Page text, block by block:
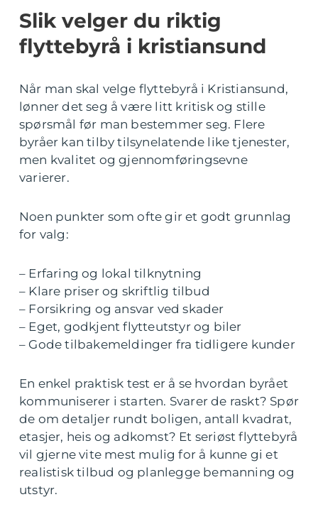
Slik velger du riktig
flyttebyrå i kristiansund
Når man skal velge flyttebyrå i Kristiansund,
lønner det seg å være litt kritisk og stille
spørsmål før man bestemmer seg. Flere
byråer kan tilby tilsynelatende like tjenester,
men kvalitet og gjennomføringsevne
varierer.
Noen punkter som ofte gir et godt grunnlag
for valg:
– Erfaring og lokal tilknytning
– Klare priser og skriftlig tilbud
– Forsikring og ansvar ved skader
– Eget, godkjent flytteutstyr og biler
– Gode tilbakemeldinger fra tidligere kunder
En enkel praktisk test er å se hvordan byrået
kommuniserer i starten. Svarer de raskt? Spør
de om detaljer rundt boligen, antall kvadrat,
etasjer, heis og adkomst? Et seriøst flyttebyrå
vil gjerne vite mest mulig for å kunne gi et
realistisk tilbud og planlegge bemanning og
utstyr.